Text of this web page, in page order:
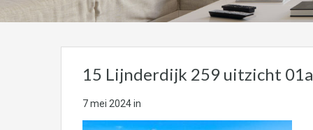
15 Lijnderdijk 259 uitzicht 01a
7 mei 2024in